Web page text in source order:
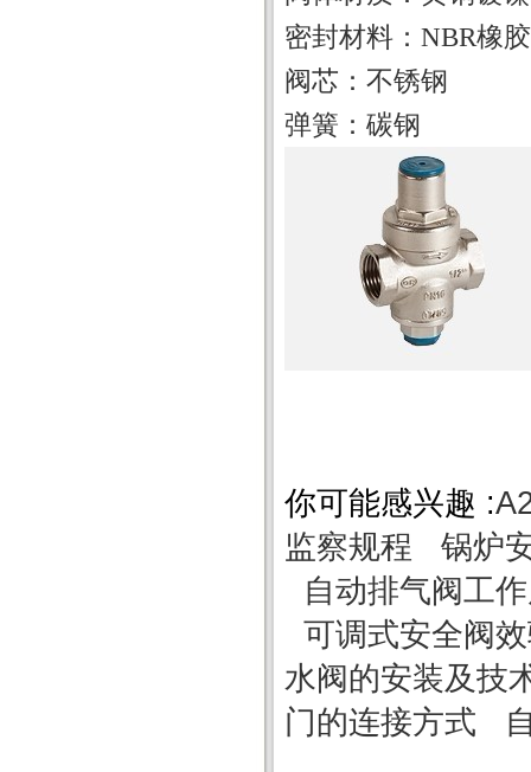
密封材料：NBR橡胶
阀芯：不锈钢
弹簧：碳钢
你可能感兴趣 :
监察规程
锅炉
自动排气阀工
可调式安全阀
水阀的安装及技
门的连接方式